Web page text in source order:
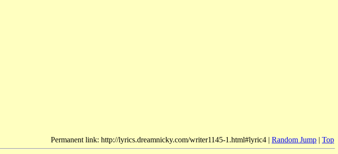
Permanent link: http://lyrics.dreamnicky.com/writer1145-1.html#lyric4 | Random Jump | Top